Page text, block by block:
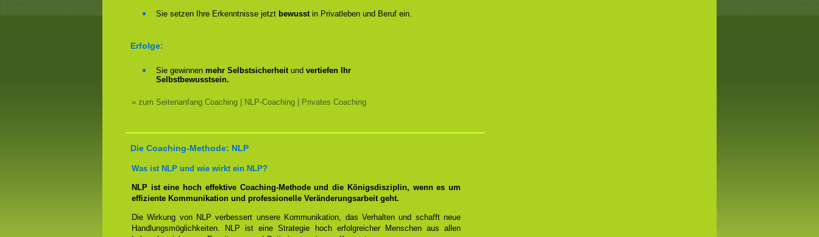
Sie setzen Ihre Erkenntnisse jetzt bewusstin Privatleben und Beruf ein.
Erfolge:
Sie gewinnen mehr Selbstsicherheitund vertiefen Ihr
Selbstbewusstsein.
» zum Seitenanfang Coaching | NLP-Coaching | Privates Coaching
Die Coaching-Methode: NLP
Was ist NLP und wie wirkt ein NLP?
NLP ist eine hoch effektive Coaching-Methode und die Königsdisziplin, wenn es um
effiziente Kommunikation und professionelle Veränderungsarbeit geht.
Die Wirkung von NLP verbessert unsere Kommunikation, das Verhalten und schafft neue
Handlungsmöglichkeiten. NLP ist eine Strategie hoch erfolgreicher Menschen aus allen